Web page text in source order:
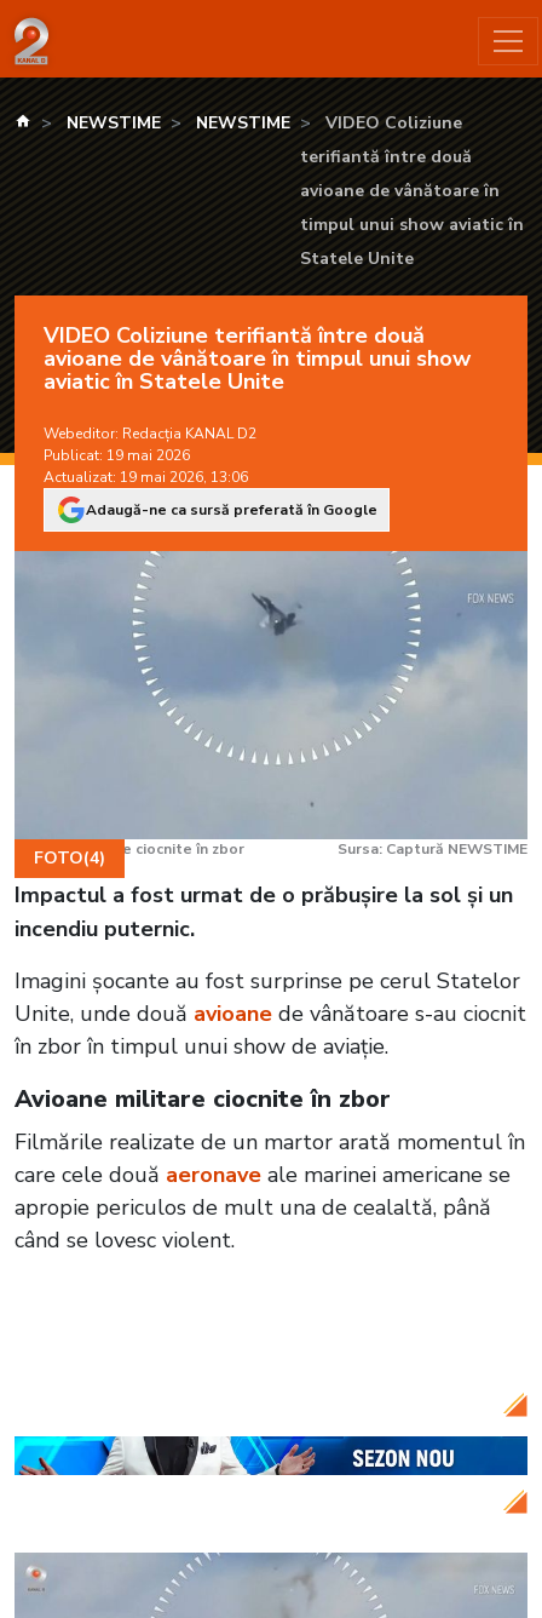
VIDEO Coliziune terifiantă între două avioane de vânătoare
kanald.ro
NEWSTIME NEWSTIME
VIDEO Coliziune
terifiantă între două
avioane de vânătoare în
timpul unui show aviatic în
Statele Unite
VIDEO Coliziune terifiantă între două
avioane de vânătoare în timpul unui show
aviatic în Statele Unite
Webeditor: Redacția KANAL D2
Publicat: 19 mai 2026
Actualizat: 19 mai 2026, 13:06
Adaugă-ne ca sursă preferată în Google
FOTO(4)
Avioane militare ciocnite în zbor Sursa: Captură NEWSTIME
Impactul a fost urmat de o prăbușire la sol și un
incendiu puternic.
Imagini șocante au fost surprinse pe cerul Statelor
Unite, unde două avioane de vânătoare s-au ciocnit
în zbor în timpul unui show de aviație.
Avioane militare ciocnite în zbor
Filmările realizate de un martor arată momentul în
care cele două aeronave ale marinei americane se
apropie periculos de mult una de cealaltă, până
când se lovesc violent.